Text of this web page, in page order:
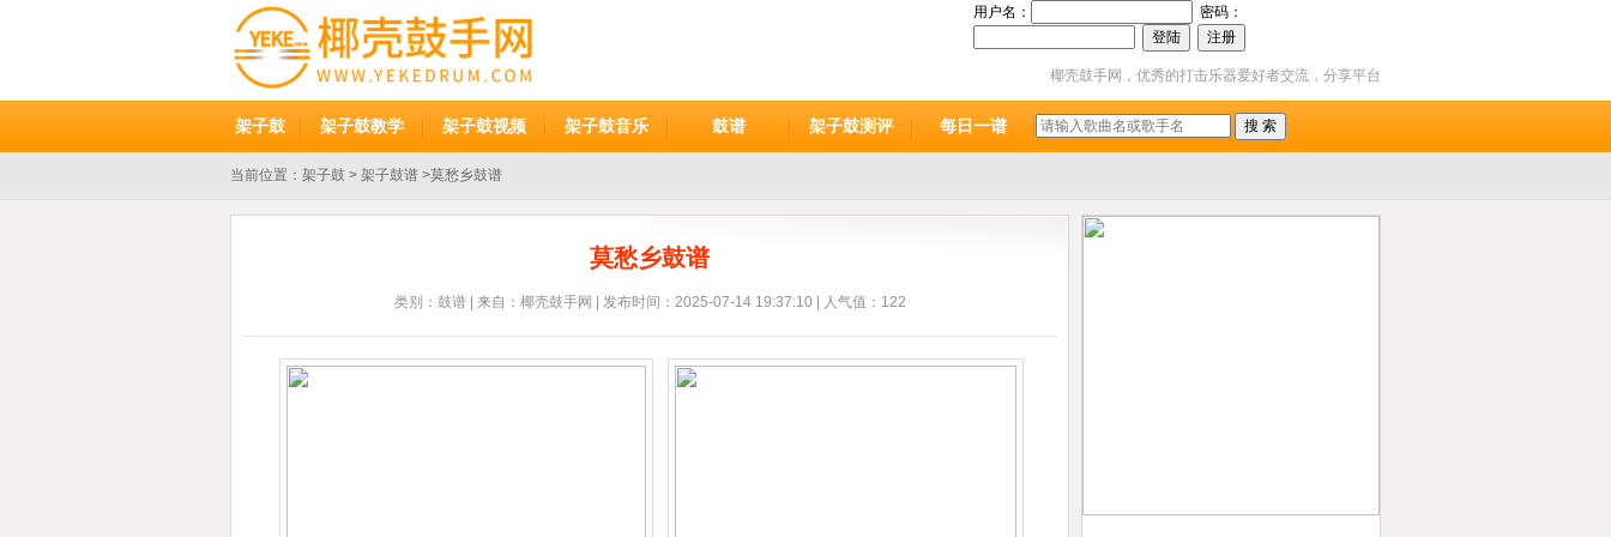
用户名： 密码：
椰壳鼓手网，优秀的打击乐器爱好者交流，分享平台
架子鼓 架子鼓教学 架子鼓视频 架子鼓音乐 鼓谱 架子鼓测评 每日一谱
当前位置： 架子鼓 > 架子鼓谱 >莫愁乡鼓谱
莫愁乡鼓谱
类别： 鼓谱| 来自：椰壳鼓手网 | 发布时间：2025-07-14 19:37:10 | 人气值：122